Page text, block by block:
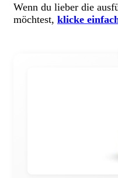
Wenn du lieber die
möchtest, klicke